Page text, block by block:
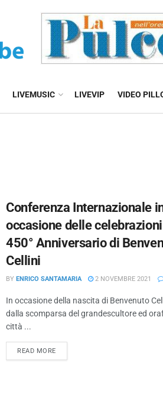
LIVEMUSIC LIVEVIP VIDEO
Conferenza Internazionale
occasione delle celebrazioni
450° Anniversario di
Cellini
BY ENRICO SANTAMARIA 2 NOVEMBRE 2021
In occasione della nascita di Benvenuto
dalla scomparsa del grandescultore ed
città ...
READ MORE